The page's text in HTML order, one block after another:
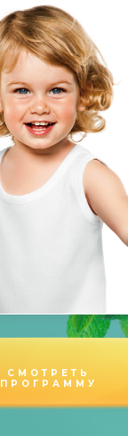
СМОТРЕТЬ
ПРОГРАММУ